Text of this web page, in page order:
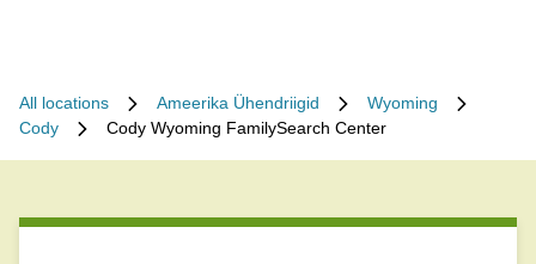
All locations Ameerika Ühendriigid
Wyoming
Cody
Cody Wyoming FamilySearch Center